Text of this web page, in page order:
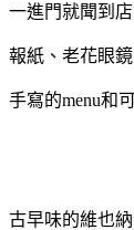
一進門就聞到
報紙、老花眼
手寫的menu和
古早味的維也